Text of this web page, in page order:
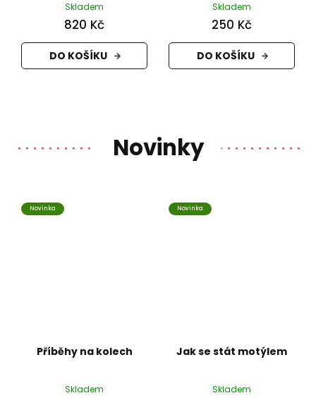
Skladem
820 Kč
DO KOŠÍKU
Skladem
250 Kč
DO KOŠÍKU
Novinky
Novinka
Příběhy na kolech
Skladem
Novinka
Jak se stát motýlem
Skladem